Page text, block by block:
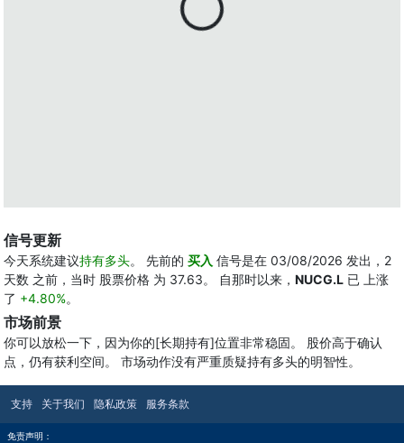
信号更新
今天系统建议持有多头。 先前的 买入 信号是在 03/08/2026 发出，2
天数 之前，当时 股票价格 为 37.63。 自那时以来， NUCG.L 已 上涨
了 +4.80%。
市场前景
你可以放松一下，因为你的[长期持有]位置非常稳固。 股价高于确认
点，仍有获利空间。 市场动作没有严重质疑持有多头的明智性。
支持 关于我们 隐私政策 服务条款
免责声明：